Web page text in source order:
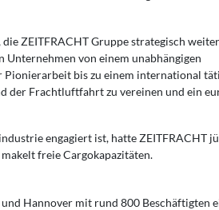
ZEITFRACHT Gruppe strategisch
von einem unabhängigen
bis zu einem international
der Frachtluftfahrt zu vereinen und ein
engagiert ist, hatte ZEITFRACHT
freie Cargokapazitäten.
Hannover mit rund 800 Beschäftigten